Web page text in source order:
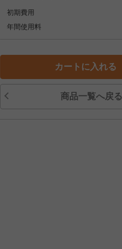
初期費用
年間使用料
カートに入れる
商品一覧へ戻る